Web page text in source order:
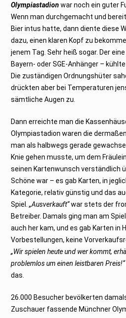
Olympiastadion war noch ein guter
Wenn man durchgemacht und
Bier intus hatte, dann diente diese
dazu, einen klaren Kopf zu
jenem Tag. Sehr heiß sogar. Der
Bayern- oder SGE-Anhänger –
Die zuständigen Ordnungshüter
drückten aber bei Temperaturen
sämtliche Augen zu.
Dann erreichte man die
Olympiastadion waren die
man als halbwegs gerade
Knie gehen musste, um dem
seinen Kartenwunsch verständlich
Schöne war – es gab Karten, in
Kategorie, relativ günstig und das
Spiel.„Ausverkauft“war stets der
Betreiber. Damals ging man am
auch her kam, und es gab Karten in
Vorbestellungen, keine
„Wir spielen heute und wer kommt,
problemlos um einen leistbaren Preis!“
das.
26.000 Besucher bevölkerten
Zuschauer fassende Münchner